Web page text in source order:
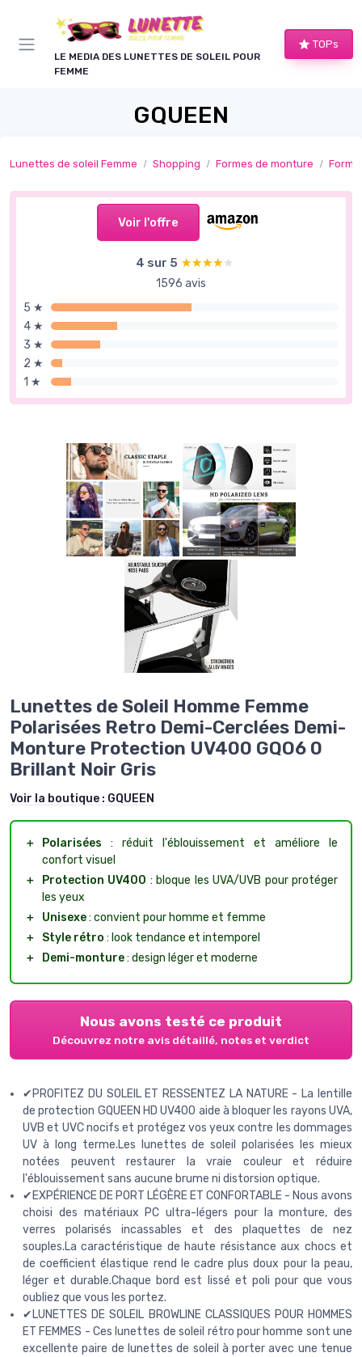
LE MEDIA DES LUNETTES DE SOLEIL POUR
FEMME
TOPs
GQUEEN
Lunettes de soleil Femme Shopping Formes de monture
Voir l'offre
4 sur 5 ★★★★★
★★★★★
1596 avis
5 ★
4 ★
3 ★
2 ★
1 ★
Lunettes de Soleil Homme Femme
Polarisées Retro Demi-Cerclées Demi-
Monture Protection UV400 GQO6 0
Brillant Noir Gris
Voir la boutique : GQUEEN
＋ Polarisées : réduit l'éblouissement et améliore le
confort visuel
＋
Protection UV400 : bloque les UVA/UVB pour protéger
les yeux
＋
Unisexe: convient pour homme et femme
＋
Style rétro : look tendance et intemporel
＋
Demi-monture: design léger et moderne
Nous avons testé ce produit
Découvrez notre avis détaillé, notes et verdict
✔PROFITEZ DU SOLEIL ET RESSENTEZ LA NATURE - La lentille
de protection GQUEEN HD UV400 aide à bloquer les rayons UVA,
UVB et UVC nocifs et protégez vos yeux contre les dommages
UV à long terme.Les lunettes de soleil polarisées les mieux
notées peuvent restaurer la vraie couleur et réduire
l'éblouissement sans aucune brume ni distorsion optique.
✔EXPÉRIENCE DE PORT LÉGÈRE ET CONFORTABLE - Nous avons
choisi des matériaux PC ultra-légers pour la monture, des
verres polarisés incassables et des plaquettes de nez
souples.La caractéristique de haute résistance aux chocs et
de coefficient élastique rend le cadre plus doux pour la peau,
léger et durable.Chaque bord est lissé et poli pour que vous
oubliez que vous les portez.
✔LUNETTES DE SOLEIL BROWLINE CLASSIQUES POUR HOMMES
ET FEMMES - Ces lunettes de soleil rétro pour homme sont une
excellente paire de lunettes de soleil à porter avec une tenue